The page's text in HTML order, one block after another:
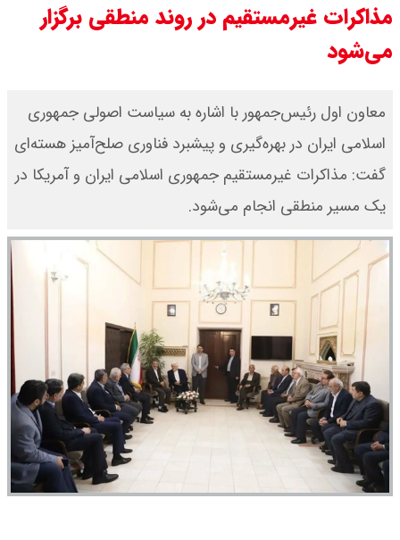
مذاکرات غیرمستقیم در روند منطقی برگزار
می‌شود
معاون اول رئیس‌جمهور با اشاره به سیاست اصولی جمهوری
اسلامی ایران در بهره‌گیری و پیشبرد فناوری صلح‌آمیز هسته‌ای
گفت: مذاکرات غیرمستقیم جمهوری اسلامی ایران و آمریکا در
یک مسیر منطقی انجام می‌شود.